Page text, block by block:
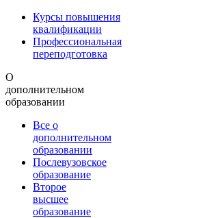
Курсы повышения
квалификации
Профессиональная
переподготовка
О
дополнительном
образовании
Все о
дополнительном
образовании
Послевузовское
образование
Второе
высшее
образование